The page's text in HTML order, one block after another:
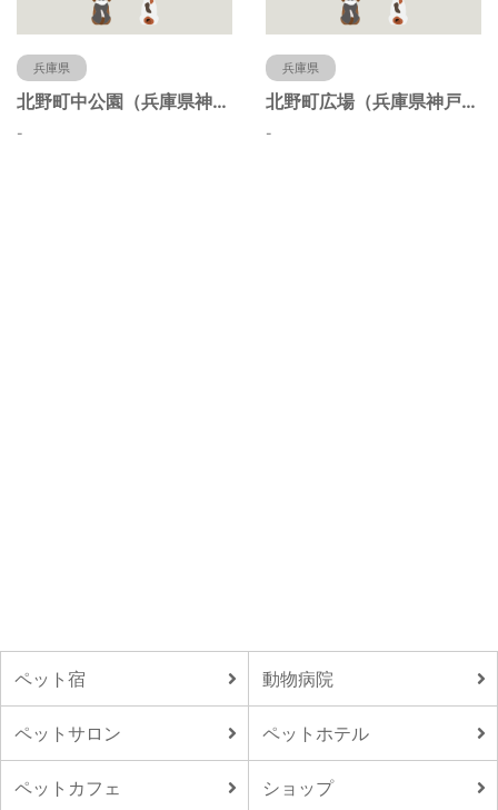
兵庫県
北野町中公園（兵庫県神戸市）
-
兵庫県
北野町広場（兵庫県神戸市）
-
ペット宿 動物病院
ペットサロン ペットホテル
ペットカフェ ショップ